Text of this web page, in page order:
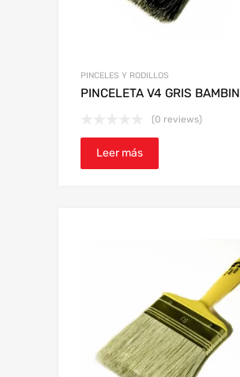
PINCELES Y RODILLOS
PINCELETA V4 GRIS BAMBIN
(0 reviews)
Leer más